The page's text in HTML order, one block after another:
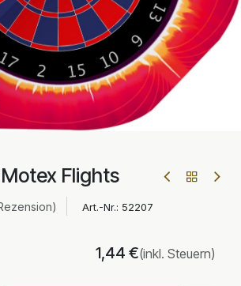
Flights
Art.-Nr.: 52207
1,44 €(inkl. Steuern)